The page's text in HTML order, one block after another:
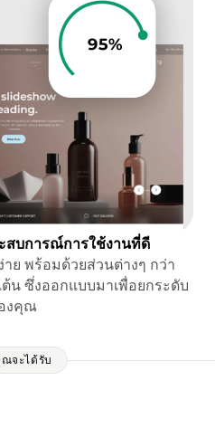
สบการณ์การใช้งานที่ดี
ย พร้อมด้วยส่วนต่างๆ กว่า
น ซึ่งออกแบบมาเพื่อยกระดับ
งคุณ
จะได้รับ